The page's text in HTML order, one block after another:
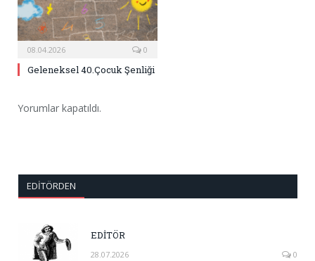
08.04.2026 0
Geleneksel 40.Çocuk Şenliği
Yorumlar kapatıldı.
EDITÖRDEN
EDİTÖR
28.07.2026 0